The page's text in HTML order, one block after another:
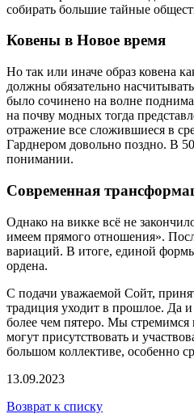
собирать большие тайные
Ковены в Новое время
Но так или иначе образ ковена
должны обязательно
было сочинено на волне
на почву модных тогда
отражение все сложившиеся в
Гарднером довольно поздно. В
понимании.
Современная
Однако на викке всё не
имеем прямого отношения».
вариаций. В итоге, единой
ордена.
С подачи уважаемой Сойт,
традиция уходит в прошлое. Да
более чем пятеро. Мы
могут присутствовать и
большом коллективе, особенно
13.09.2023
Возврат к списку